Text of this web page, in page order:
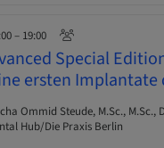
– 19:00
Special
ersten
Ommid Steude, M.Sc., M.Sc.,
Hub/Die Praxis Berlin